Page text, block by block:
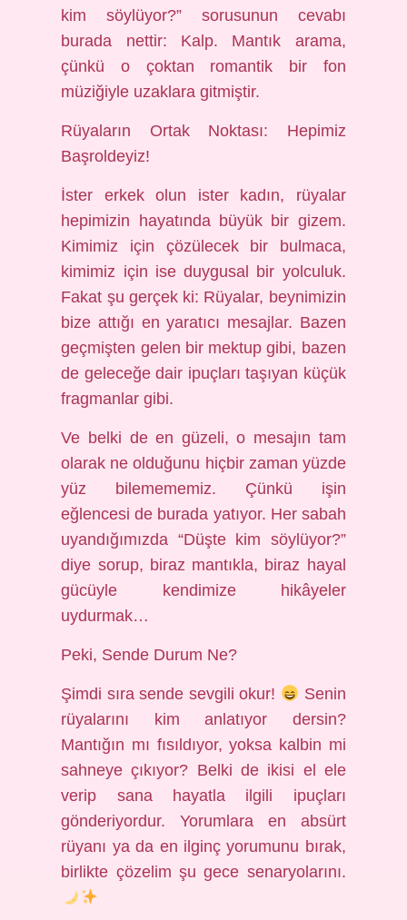
kim söylüyor?” sorusunun cevabı
burada nettir: Kalp. Mantık arama,
çünkü o çoktan romantik bir fon
müziğiyle uzaklara gitmiştir.
Rüyaların Ortak Noktası: Hepimiz
Başroldeyiz!
İster erkek olun ister kadın, rüyalar
hepimizin hayatında büyük bir gizem.
Kimimiz için çözülecek bir bulmaca,
kimimiz için ise duygusal bir yolculuk.
Fakat şu gerçek ki: Rüyalar, beynimizin
bize attığı en yaratıcı mesajlar. Bazen
geçmişten gelen bir mektup gibi, bazen
de geleceğe dair ipuçları taşıyan küçük
fragmanlar gibi.
Ve belki de en güzeli, o mesajın tam
olarak ne olduğunu hiçbir zaman yüzde
yüz bilemememiz. Çünkü işin
eğlencesi de burada yatıyor. Her sabah
uyandığımızda “Düşte kim söylüyor?”
diye sorup, biraz mantıkla, biraz hayal
gücüyle kendimize hikâyeler
uydurmak…
Peki, Sende Durum Ne?
Şimdi sıra sende sevgili okur!
Senin
rüyalarını kim anlatıyor dersin?
Mantığın mı fısıldıyor, yoksa kalbin mi
sahneye çıkıyor? Belki de ikisi el ele
verip sana hayatla ilgili ipuçları
gönderiyordur. Yorumlara en absürt
rüyanı ya da en ilginç yorumunu bırak,
birlikte çözelim şu gece senaryolarını.